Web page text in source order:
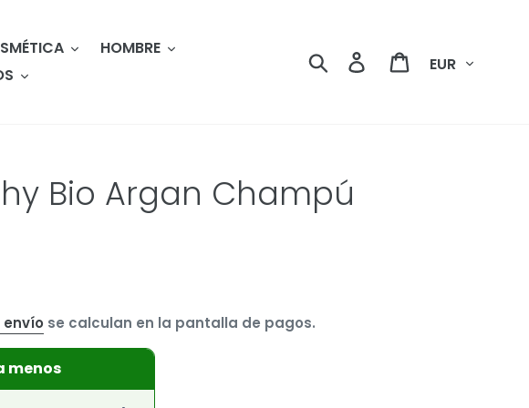
HOMBRE
Buscar IngresarCarrito
Bio Argan Champú
se calculan en la pantalla de pagos.
menos